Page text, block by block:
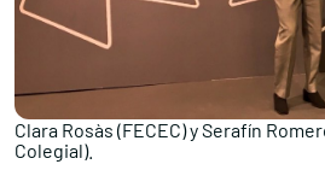
Clara Rosàs (FECEC) y Serafín
Colegial).